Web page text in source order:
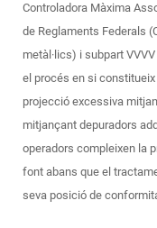
Controladora Màxima
de Reglaments Federals
metàl·lics) i subpart
el procés en si
projecció excessiva
mitjançant depuradors
operadors compleixen la
font abans que el
seva posició de